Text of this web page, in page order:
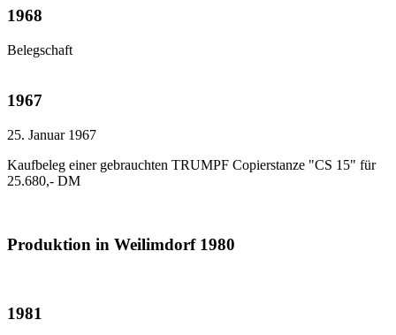
1968
Belegschaft
1967
25. Januar 1967
Kaufbeleg einer gebrauchten TRUMPF Copierstanze "CS 15" für
25.680,- DM
Produktion in Weilimdorf 1980
1981